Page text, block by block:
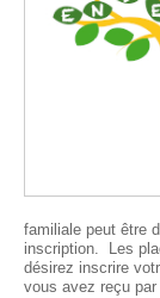
familiale peut être
inscription. Les
désirez inscrire
vous avez reçu